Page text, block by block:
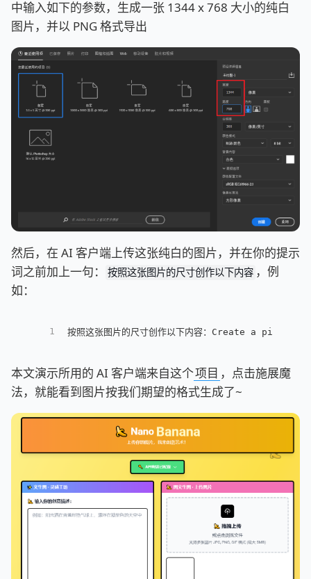
中输入如下的参数，生成一张 1344 x 768 大小的纯白
图片，并以 PNG 格式导出
然后，在 AI 客户端上传这张纯白的图片，并在你的提示
词之前加上一句：
按照这张图片的尺寸创作以下内容 ，例
如：
1 按照这张图片的尺寸创作以下内容：Create a
本文演示所用的 AI 客户端来自这个项目 ，点击施展魔
法，就能看到图片按我们期望的格式生成了~